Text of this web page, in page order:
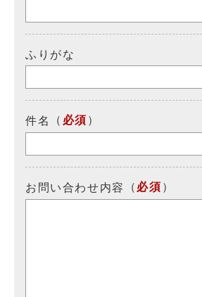
ふりがな
件名 （ 必須 ）
お問い合わせ内容 （ 必須 ）